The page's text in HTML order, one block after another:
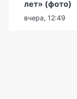
лет» (фото)
вчера, 12:49